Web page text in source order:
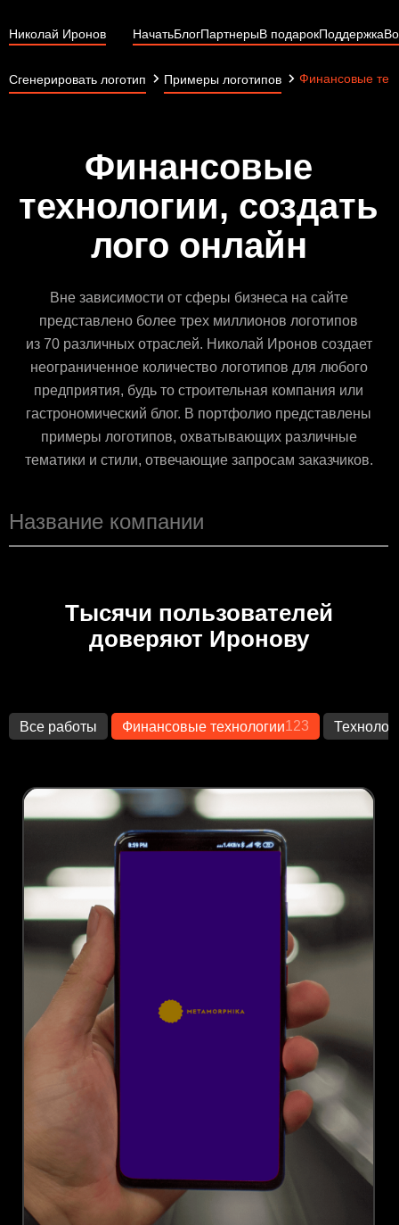
Николай Иронов НачатьБлогПартнерыВ подарокПоддержка
Сгенерировать логотип Примеры логотипов Финансовые
Финансовые
технологии, создать
лого онлайн
Вне зависимости от сферы бизнеса на сайте
представлено более трех миллионов логотипов
из 70 различных отраслей. Николай Иронов создает
неограниченное количество логотипов для любого
предприятия, будь то строительная компания или
гастрономический блог. В портфолио представлены
примеры логотипов, охватывающих различные
тематики и стили, отвечающие запросам заказчиков.
Тысячи пользователей
доверяют Иронову
Все работы Финансовые технологии123